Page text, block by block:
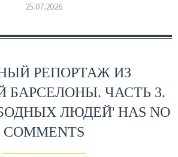
25.07.2026
РЕПОРТАЖ ИЗ
ЧАСТЬ 3.
ЛЮДЕЙ' HAS NO
COMMENTS